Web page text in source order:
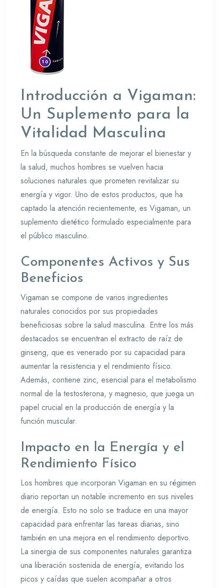
Introducción a Vigaman:
Un Suplemento para la
Vitalidad Masculina
En la búsqueda constante de mejorar el bienestar y
la salud, muchos hombres se vuelven hacia
soluciones naturales que prometen revitalizar su
energía y vigor. Uno de estos productos, que ha
captado la atención recientemente, es Vigaman, un
suplemento dietético formulado especialmente para
el público masculino.
Componentes Activos y Sus
Beneficios
Vigaman se compone de varios ingredientes
naturales conocidos por sus propiedades
beneficiosas sobre la salud masculina. Entre los más
destacados se encuentran el extracto de raíz de
ginseng, que es venerado por su capacidad para
aumentar la resistencia y el rendimiento físico.
Además, contiene zinc, esencial para el metabolismo
normal de la testosterona, y magnesio, que juega un
papel crucial en la producción de energía y la
función muscular.
Impacto en la Energía y el
Rendimiento Físico
Los hombres que incorporan Vigaman en su régimen
diario reportan un notable incremento en sus niveles
de energía. Esto no solo se traduce en una mayor
capacidad para enfrentar las tareas diarias, sino
también en una mejora en el rendimiento deportivo.
La sinergia de sus componentes naturales garantiza
una liberación sostenida de energía, evitando los
picos y caídas que suelen acompañar a otros